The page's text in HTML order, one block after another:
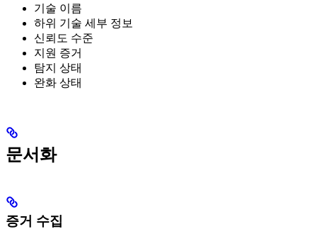
기술 이름
하위 기술 세부 정보
신뢰도 수준
지원 증거
탐지 상태
완화 상태
문서화
증거 수집